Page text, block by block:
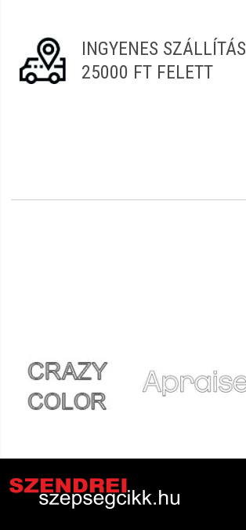
Alíz 2022.04.10. 22:14
Vivien 2022.01.20. 06:18
Diána 2021.08.29. 12:19
INGYENES SZÁLLÍTÁS
25000 FT FELETT